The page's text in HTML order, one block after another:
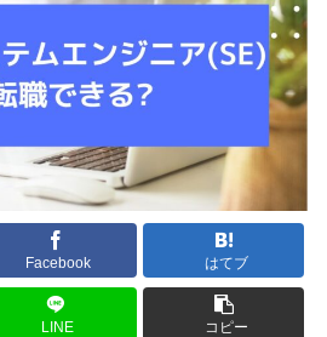
Facebook はてブ
LINE コピー